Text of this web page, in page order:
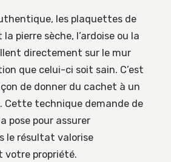
les plaquettes de
pierre sèche, l’ardoise ou la
directement sur le mur
que celui-ci soit sain. C’est
de donner du cachet à un
Cette technique demande de
pose pour assurer
le résultat valorise
votre propriété.